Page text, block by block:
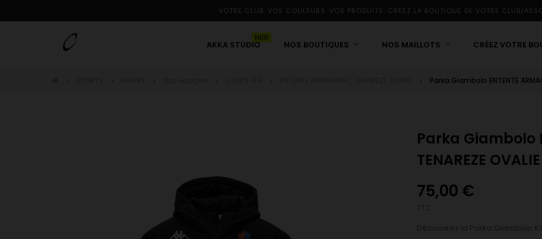
VOTRE CLUB. VOS COULEURS. VOS PRODUITS. CRÉEZ LA BOUTIQUE DE VOTRE CLUB/
AKKA STUDIO
NEW
NOS BOUTIQUES NOS MAILLOTS CRÉEZ VOTRE
Parka Giambolo ENTENTE
Parka Giambolo
TENAREZE
75,00 €